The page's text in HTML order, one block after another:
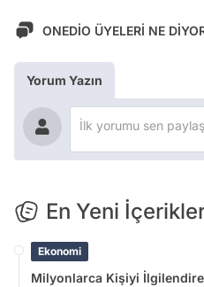
ONEDİO ÜYELERİ NE
Yorum Yazın
En Yeni
Ekonomi
Milyonlarca Kişiyi